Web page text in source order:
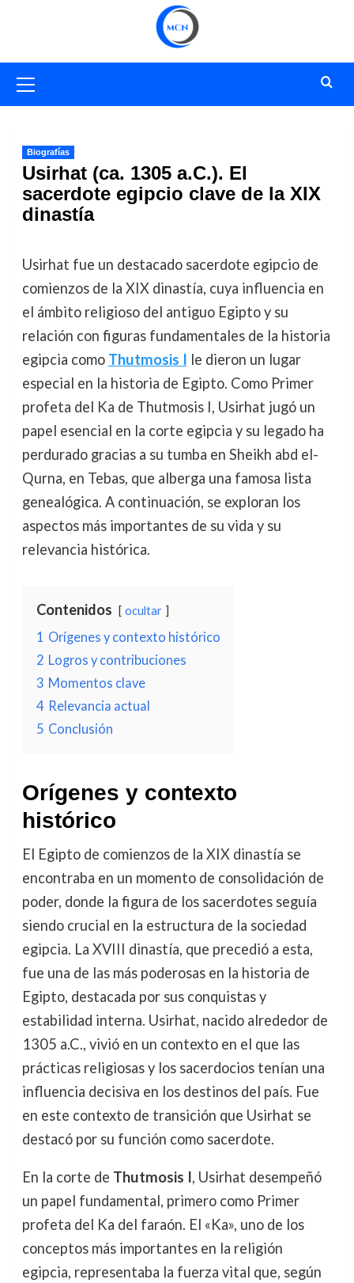
primario
Biografías
Usirhat (ca. 1305 a.C.). El
sacerdote egipcio clave de la XIX
dinastía
Usirhat fue un destacado sacerdote egipcio de
comienzos de la XIX dinastía, cuya influencia en
el ámbito religioso del antiguo Egipto y su
relación con figuras fundamentales de la historia
egipcia como Thutmosis I le dieron un lugar
especial en la historia de Egipto. Como Primer
profeta del Ka de Thutmosis I, Usirhat jugó un
papel esencial en la corte egipcia y su legado ha
perdurado gracias a su tumba en Sheikh abd el-
Qurna, en Tebas, que alberga una famosa lista
genealógica. A continuación, se exploran los
aspectos más importantes de su vida y su
relevancia histórica.
Contenidos ocultar
1 Orígenes y contexto histórico
2 Logros y contribuciones
3 Momentos clave
4 Relevancia actual
5 Conclusión
Orígenes y contexto
histórico
El Egipto de comienzos de la XIX dinastía se
encontraba en un momento de consolidación de
poder, donde la figura de los sacerdotes seguía
siendo crucial en la estructura de la sociedad
egipcia. La XVIII dinastía, que precedió a esta,
fue una de las más poderosas en la historia de
Egipto, destacada por sus conquistas y
estabilidad interna. Usirhat, nacido alrededor de
1305 a.C., vivió en un contexto en el que las
prácticas religiosas y los sacerdocios tenían una
influencia decisiva en los destinos del país. Fue
en este contexto de transición que Usirhat se
destacó por su función como sacerdote.
En la corte de Thutmosis I, Usirhat desempeñó
un papel fundamental, primero como Primer
profeta del Ka del faraón. El «Ka», uno de los
conceptos más importantes en la religión
egipcia, representaba la fuerza vital que, según